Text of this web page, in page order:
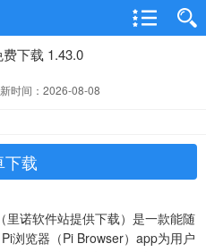
下载 1.43.0
时间：2026-08-08
下载
诺软件站提供下载）是一款能随
浏览器（Pi Browser）app为用户